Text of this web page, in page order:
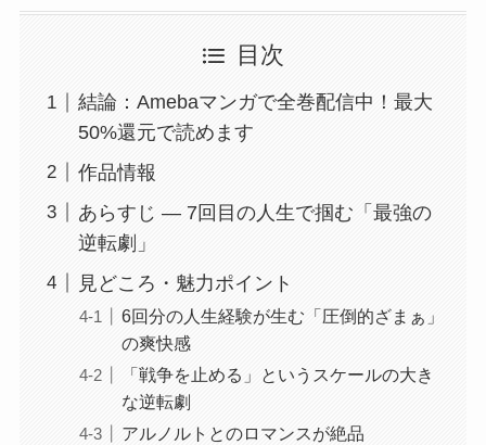
目次
結論：Amebaマンガで全巻配信中！最大
50%還元で読めます
作品情報
あらすじ — 7回目の人生で掴む「最強の
逆転劇」
見どころ・魅力ポイント
6回分の人生経験が生む「圧倒的ざまぁ」
の爽快感
「戦争を止める」というスケールの大き
な逆転劇
アルノルトとのロマンスが絶品